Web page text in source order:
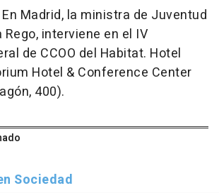
Madrid, la ministra de Juventud
interviene en el IV
de CCOO del Habitat. Hotel
Hotel & Conference Center
400).
Sociedad